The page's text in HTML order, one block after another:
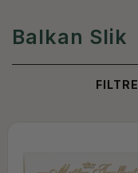
Balkan Slik
FILTRE